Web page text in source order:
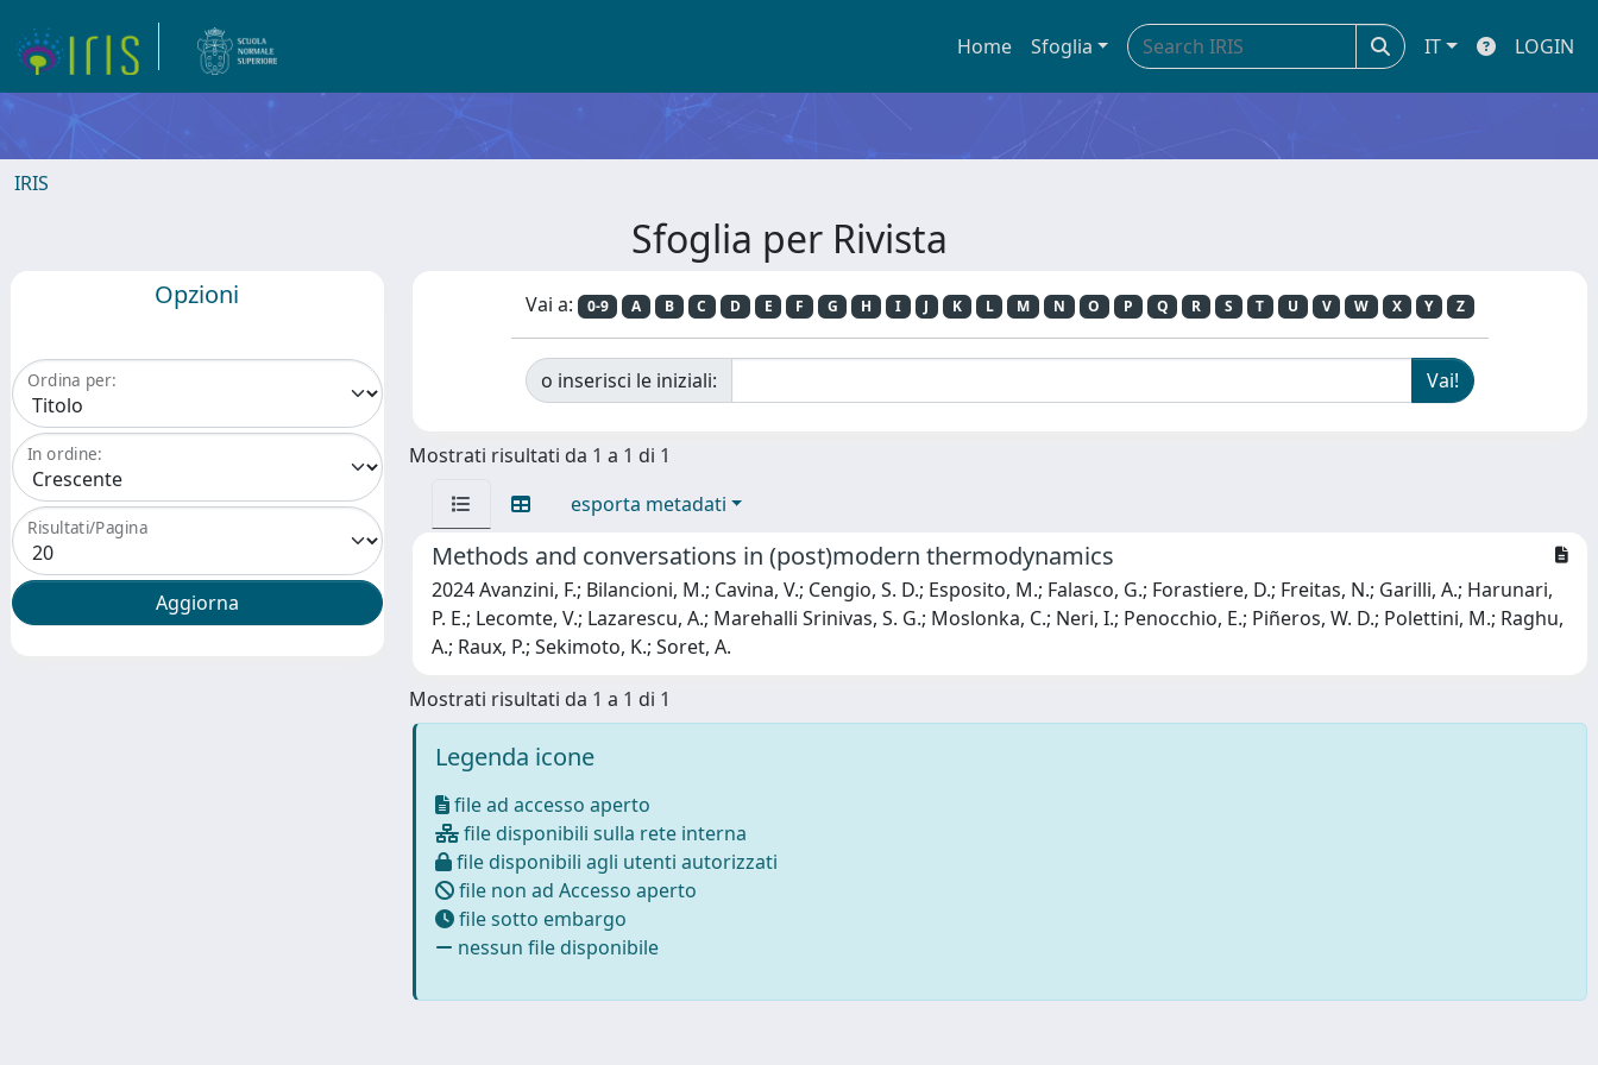
Home Sfoglia IT LOGIN
IRIS
Sfoglia per Rivista
Opzioni
Ordina per:
In ordine:
Risultati/Pagina
Vai a: 0-9 A B C D E F G H I J K L M N O P Q R S T U V W X Y Z
o inserisci le iniziali:
Mostrati risultati da 1 a 1 di 1
esporta metadati
Methods and conversations in (post)modern thermodynamics
2024 Avanzini, F.; Bilancioni, M.; Cavina, V.; Cengio, S. D.; Esposito, M.; Falasco, G.; Forastiere, D.; Freitas, N.; Garilli, A.; Harunari,
P. E.; Lecomte, V.; Lazarescu, A.; Marehalli Srinivas, S. G.; Moslonka, C.; Neri, I.; Penocchio, E.; Piñeros, W. D.; Polettini, M.; Raghu,
A.; Raux, P.; Sekimoto, K.; Soret, A.
Mostrati risultati da 1 a 1 di 1
Legenda icone
file ad accesso aperto
file disponibili sulla rete interna
file disponibili agli utenti autorizzati
file non ad Accesso aperto
file sotto embargo
nessun file disponibile